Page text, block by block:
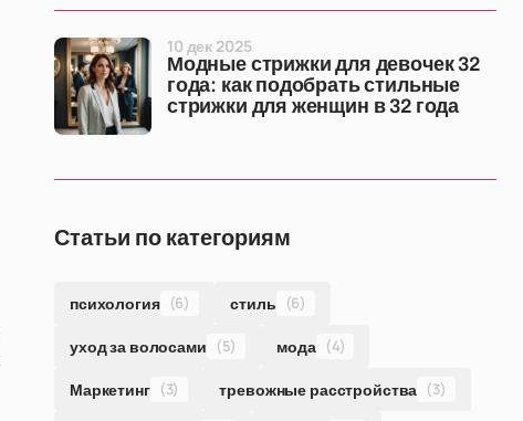
Модные стрижки для девочек 32
года: как подобрать стильные
стрижки для женщин в 32 года
10 дек 2025
Статьи по категориям
психология (6) стиль (6)
уход за волосами (5) мода (4)
Маркетинг (3) тревожные расстройства (3)